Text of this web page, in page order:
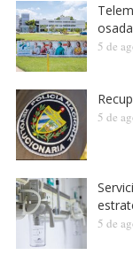
5 de
5 de
5 de